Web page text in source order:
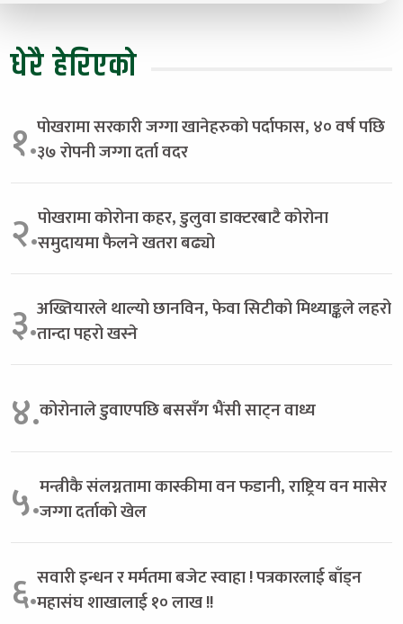
धेरै हेरिएको
१.पोखरामा सरकारी जग्गा खानेहरुको पर्दाफास, ४० वर्ष पछि
३७ रोपनी जग्गा दर्ता वदर
२.पोखरामा कोरोना कहर, डुलुवा डाक्टरबाटै कोरोना
समुदायमा फैलने खतरा बढ्यो
३.अख्तियारले थाल्यो छानविन, फेवा सिटीको मिथ्याङ्कले लहरो
तान्दा पहरो खस्ने
४.कोरोनाले डुवाएपछि बससँग भैंसी साट्न वाध्य
५.मन्त्रीकै संलग्नतामा कास्कीमा वन फडानी, राष्ट्रिय वन मासेर
जग्गा दर्ताको खेल
६.सवारी इन्धन र मर्मतमा बजेट स्वाहा ! पत्रकारलाई बाँड्न
महासंघ शाखालाई १० लाख !!